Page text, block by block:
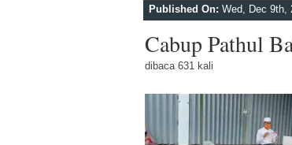
Published On: Wed, Dec 9th,
Cabup Pathul
dibaca 631 kali